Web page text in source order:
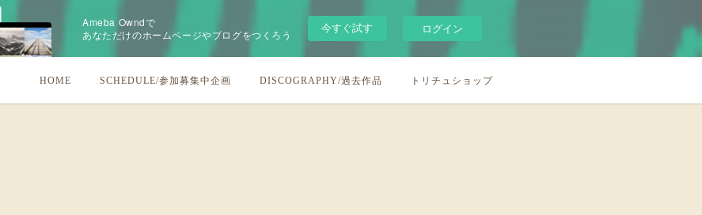
Ameba Owndで
あなただけのホームページやブログをつくろう
今すぐ試す ログイン
HOME SCHEDULE/参加募集中企画 DISCOGRAPHY/過去作品 トリチュショップ